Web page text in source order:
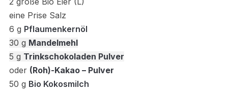
eine Prise Salz
6 g Pflaumenkernöl
30 g Mandelmehl
5 g Trinkschokoladen Pulver
oder (Roh)-Kakao – Pulver
50 g Bio Kokosmilch